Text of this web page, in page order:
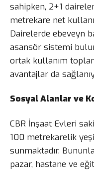
sahipken, 2+1
metrekare net
Dairelerde ebeveyn
asansör sistemi
ortak kullanım
avantajlar da
Sosyal Alanlar ve
CBR İnşaat Evleri
100 metrekarelik
sunmaktadır.
pazar, hastane ve